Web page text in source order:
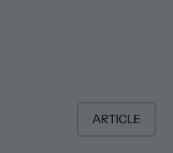
ARTICLE